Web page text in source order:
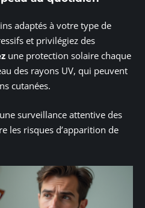
adaptés à votre type de
et privilégiez des
une protection solaire chaque
des rayons UV, qui peuvent
cutanées.
surveillance attentive des
les risques d’apparition de